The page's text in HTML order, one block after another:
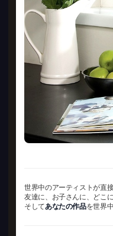
世界中のアーティストが直
友達に、お子さんに、どこ
そしてあなたの作品を世界